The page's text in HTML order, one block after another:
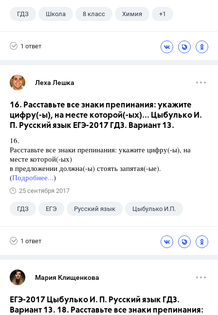
ГДЗ Школа 8 класс Химия +1
1 ответ
Леха Лешка
16. Расставьте все знаки препинания: укажите
цифру(-ы), на месте которой(-ых)... Цыбулько И.
П. Русский язык ЕГЭ-2017 ГДЗ. Вариант 13.
16.
Расставьте все знаки препинания: укажите цифру(-ы), на
месте которой(-ых)
в предложении должна(-ы) стоять запятая(-ые).
(Подробнее...)
25 сентября 2017
ГДЗ ЕГЭ Русский язык Цыбулько И.П.
1 ответ
Мария Клищенкова
ЕГЭ-2017 Цыбулько И. П. Русский язык ГДЗ.
Вариант 13. 18. Расставьте все знаки препинания: